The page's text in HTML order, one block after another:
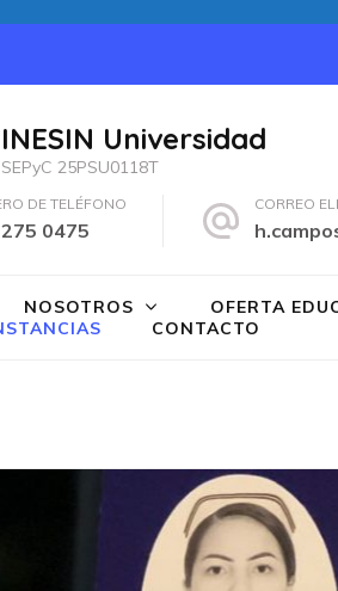
INESIN Universidad
SEPyC 25PSU0118T
DE TELÉFONO
0475
CORREO
NOSOTROS OFERTA
CONTACTO